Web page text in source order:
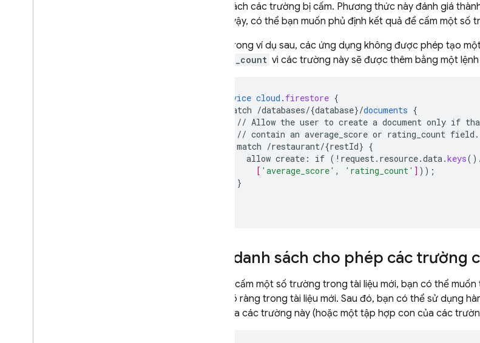
danh sách các trường bị cấm. Phương thức này đánh giá
này, vì vậy, có thể bạn muốn phủ định kết quả để cấm một số
Ví dụ: trong ví dụ sau, các ứng dụng không được phép tạo
rating_count vì các trường này sẽ được thêm bằng một
service cloud . firestore {
match /databases/{database}/documents {
// Allow the user to create a document only if
// contain an average_score or rating_count field.
match /restaurant/{restId} {
allow create : if ( ! request. resource.data.keys() .
[ 'average_score' , 'rating_count' ] ));
}
Tạo danh sách cho phép các trường
Thay vì cấm một số trường trong tài liệu mới, bạn có thể
phép rõ ràng trong tài liệu mới. Sau đó, bạn có thể sử dụng
chỉ chứa các trường này (hoặc một tập hợp con của các